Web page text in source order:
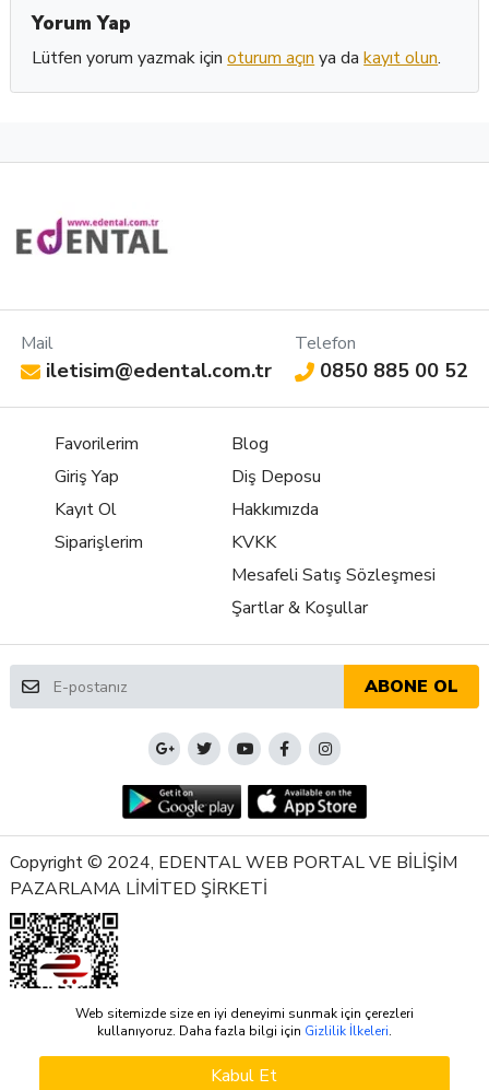
Yorum Yap
Lütfen yorum yazmak içinoturum açın ya dakayıt olun.
Mail
iletisim@edental.com.tr
Telefon
0850 885 00 52
Favorilerim
Giriş Yap
Kayıt Ol
Siparişlerim
Blog
Diş Deposu
Hakkımızda
KVKK
Mesafeli Satış Sözleşmesi
Şartlar & Koşullar
ABONE OL
Copyright © 2024, EDENTAL WEB PORTAL VE BİLİŞİM
PAZARLAMA LİMİTED ŞİRKETİ
Web sitemizde size en iyi deneyimi sunmak için çerezleri
kullanıyoruz. Daha fazla bilgi için Gizlilik İlkeleri.
Kabul Et